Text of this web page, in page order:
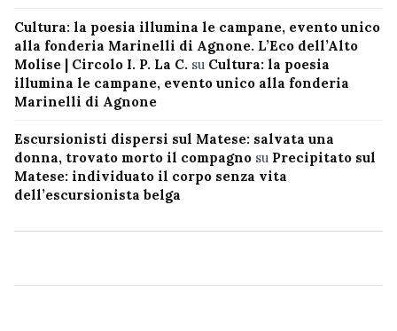
Cultura: la poesia illumina le campane, evento unico
alla fonderia Marinelli di Agnone. L’Eco dell’Alto
Molise | Circolo I. P. La C. su Cultura: la poesia
illumina le campane, evento unico alla fonderia
Marinelli di Agnone
Escursionisti dispersi sul Matese: salvata una
donna, trovato morto il compagno su Precipitato sul
Matese: individuato il corpo senza vita
dell’escursionista belga